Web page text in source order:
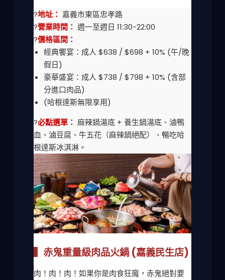
?地址： 嘉義市東區忠孝路
?營業時間： 週一至週日 11:30-22:00
?價格區間：
經典饗宴：成人 $638 / $698 + 10% (午/晚
假日)
豪華盛宴：成人 $738 / $798 + 10% (含部
分進口肉品)
(哈根達斯無限享用)
?必點選單： 麻辣鍋湯底 + 養生鍋湯底、滷鴨
血、滷豆腐、牛五花（麻辣鍋絕配）、暢吃哈
根達斯冰淇淋。
▍赤鬼重量級肉品火鍋 (嘉義民生店)
肉！肉！肉！如果你是肉食狂魔，赤鬼絕對要